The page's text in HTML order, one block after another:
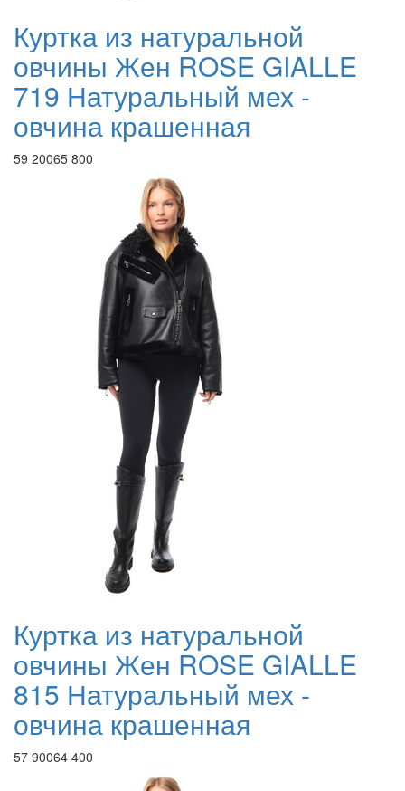
Куртка из натуральной
овчины Жен ROSE GIALLE
719 Натуральный мех -
овчина крашенная
59 20065 800
Куртка из натуральной
овчины Жен ROSE GIALLE
815 Натуральный мех -
овчина крашенная
57 90064 400